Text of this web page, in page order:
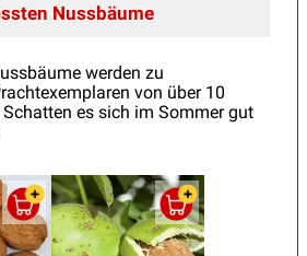
Nussbäume
werden zu
von über 10
Schatten es sich im Sommer gut